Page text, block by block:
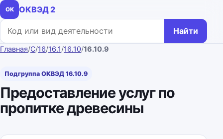
ОК
ОКВЭД 2
Поиск по коду или названию
Найти
Главная/C/16/16.1/16.10/16.10.9
Подгруппа ОКВЭД 16.10.9
Предоставление услуг по
пропитке древесины